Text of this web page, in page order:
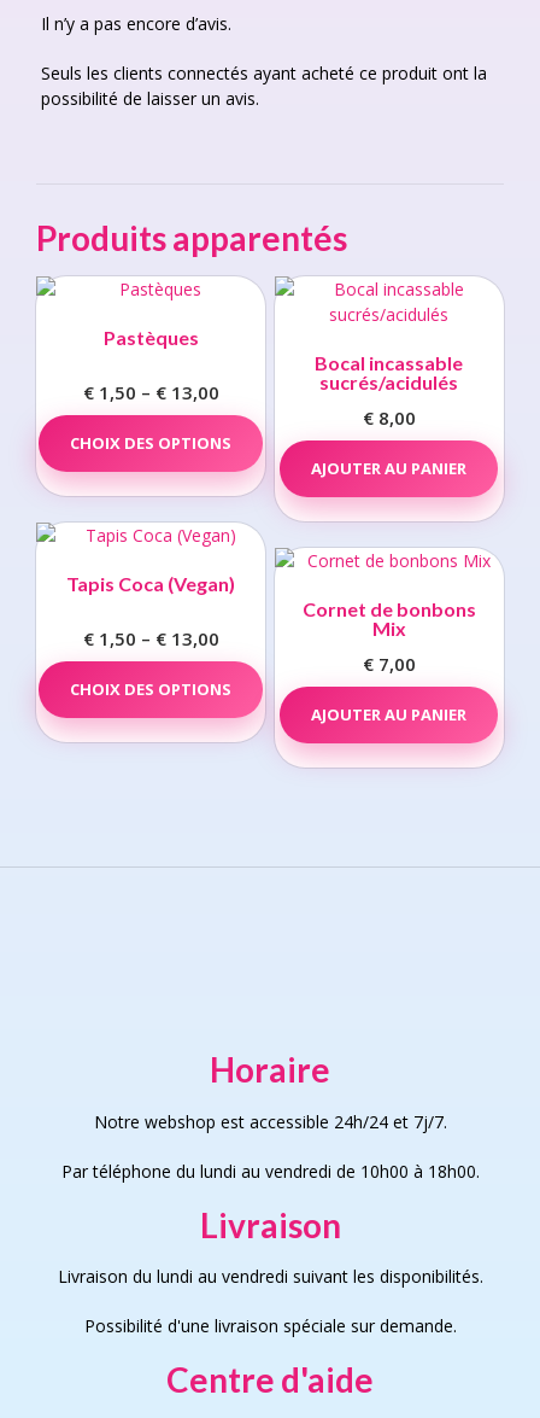
Il n’y a pas encore d’avis.
Seuls les clients connectés ayant acheté ce produit ont la
possibilité de laisser un avis.
Produits apparentés
Pastèques
€1,50 – €13,00
range:
€ 1,50
through
€ 13,00
CHOIX DES OPTIONS
product
has
multiple
variants.
The
options
the
product
page
Bocal incassable
sucrés/acidulés
€8,00
AJOUTER AU PANIER
Tapis Coca (Vegan)
€1,50 – €13,00
range:
€ 1,50
through
€ 13,00
CHOIX DES OPTIONS
product
has
multiple
variants.
be
Cornet de bonbons
Mix
€7,00
AJOUTER AU PANIER
Horaire
Notre webshop est accessible 24h/24 et 7j/7.
Par téléphone du lundi au vendredi de 10h00 à 18h00.
Livraison
Livraison du lundi au vendredi suivant les disponibilités.
Possibilité d'une livraison spéciale sur demande.
Centre d'aide